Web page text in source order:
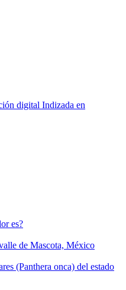
digital Indizada en
es?
de Mascota, México
(Panthera onca) del estado